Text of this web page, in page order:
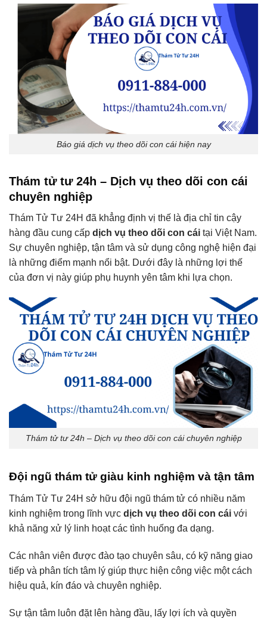
Báo giá dịch vụ theo dõi con cái hiện nay
Thám tử tư 24h – Dịch vụ theo dõi con cái
chuyên nghiệp
Thám Tử Tư 24H đã khẳng định vị thế là địa chỉ tin cậy
hàng đầu cung cấp dịch vụ theo dõi con cái tại Việt Nam.
Sự chuyên nghiệp, tận tâm và sử dụng công nghệ hiện đại
là những điểm mạnh nổi bật. Dưới đây là những lợi thế
của đơn vị này giúp phụ huynh yên tâm khi lựa chọn.
Thám tử tư 24h – Dịch vụ theo dõi con cái chuyên nghiệp
Đội ngũ thám tử giàu kinh nghiệm và tận tâm
Thám Tử Tư 24H sở hữu đội ngũ thám tử có nhiều năm
kinh nghiệm trong lĩnh vực dịch vụ theo dõi con cái với
khả năng xử lý linh hoạt các tình huống đa dạng.
Các nhân viên được đào tạo chuyên sâu, có kỹ năng giao
tiếp và phân tích tâm lý giúp thực hiện công việc một cách
hiệu quả, kín đáo và chuyên nghiệp.
Sự tận tâm luôn đặt lên hàng đầu, lấy lợi ích và quyền